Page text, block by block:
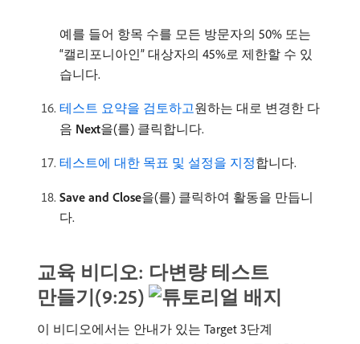
예를 들어 항목 수를 모든 방문자의 50% 또는
“캘리포니아인” 대상자의 45%로 제한할 수 있
습니다.
테스트 요약을 검토하고원하는 대로 변경한 다
음 Next​을(를) 클릭합니다.
테스트에 대한 목표 및 설정을 지정합니다.
Save and Close​을(를) 클릭하여 활동을 만듭니
다.
교육 비디오: 다변량 테스트
만들기(9:25)
이 비디오에서는 안내가 있는 Target 3단계